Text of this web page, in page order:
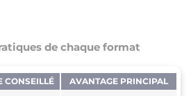
de chaque format
CONSEILLÉ AVANTAGE PRINCIPAL